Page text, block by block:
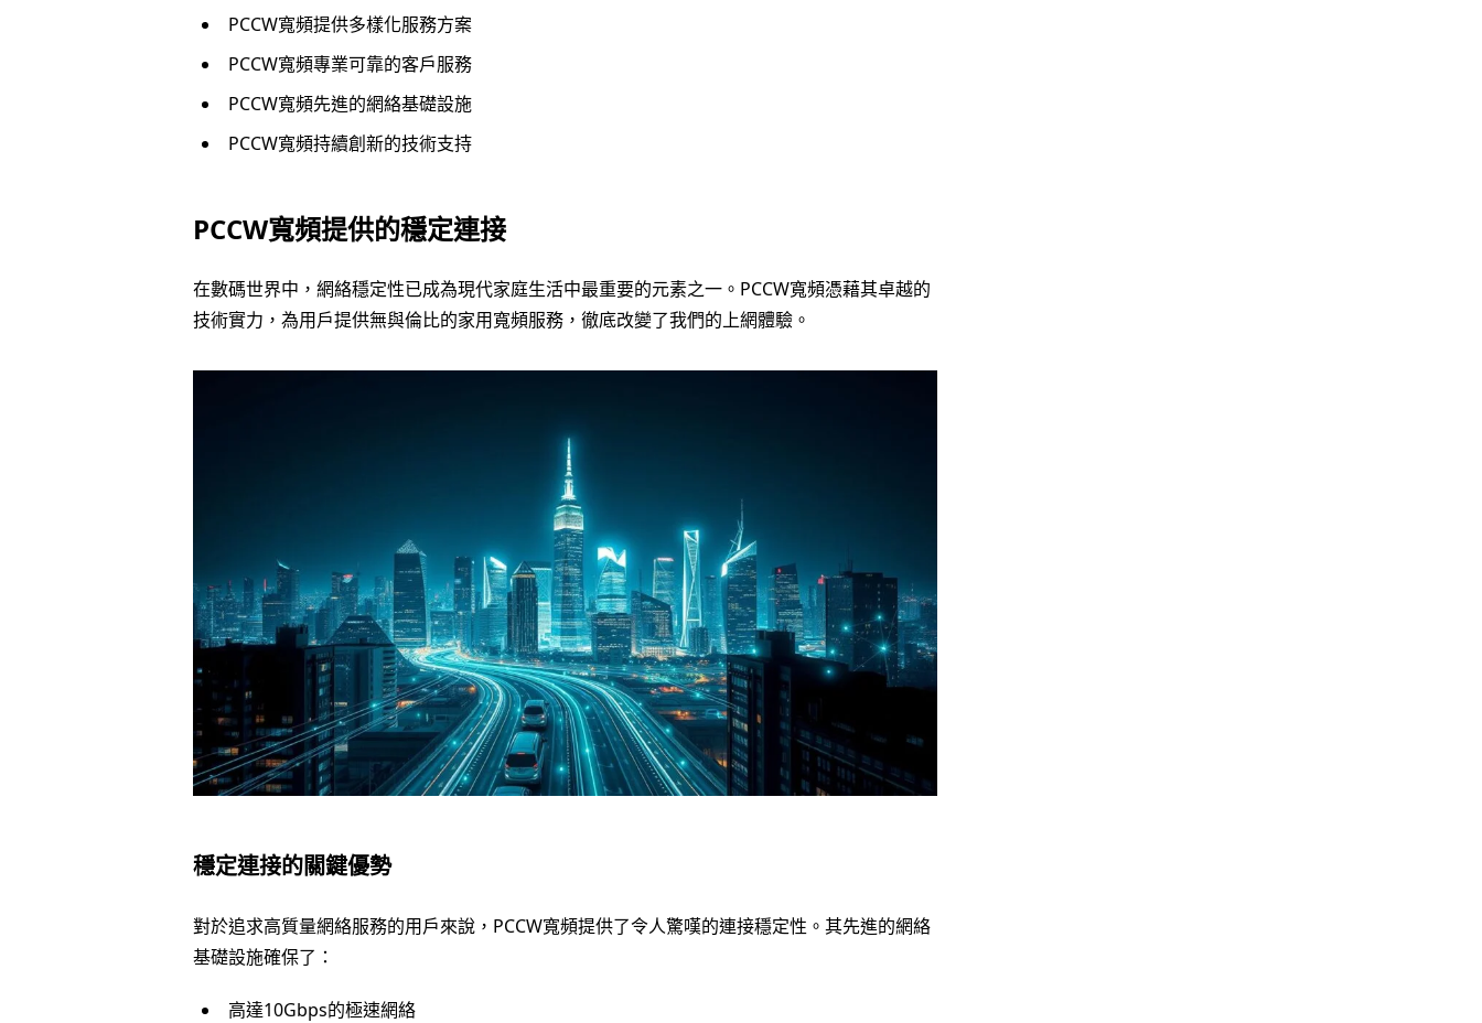
PCCW寬頻提供多樣化服務方案
PCCW寬頻專業可靠的客戶服務
PCCW寬頻先進的網絡基礎設施
PCCW寬頻持續創新的技術支持
PCCW寬頻提供的穩定連接
在數碼世界中，網絡穩定性已成為現代家庭生活中最重要的元素之一。PCCW寬頻憑藉其卓越的
技術實力，為用戶提供無與倫比的家用寬頻服務，徹底改變了我們的上網體驗。
穩定連接的關鍵優勢
對於追求高質量網絡服務的用戶來說，PCCW寬頻提供了令人驚嘆的連接穩定性。其先進的網絡
基礎設施確保了：
高達10Gbps的極速網絡